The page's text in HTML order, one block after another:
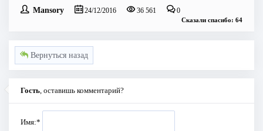
Mansory 24/12/2016 36 561 0
Сказали спасибо: 64
Вернуться назад
Гость, оставишь комментарий?
Имя:*